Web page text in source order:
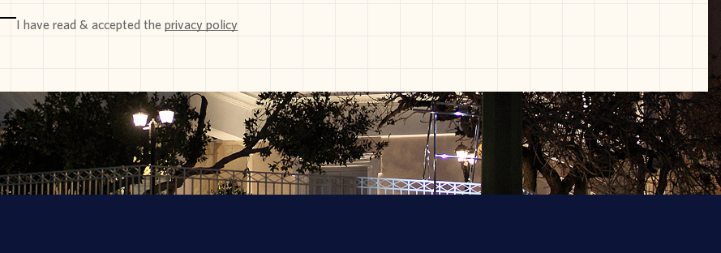
I have read & accepted theprivacy policy